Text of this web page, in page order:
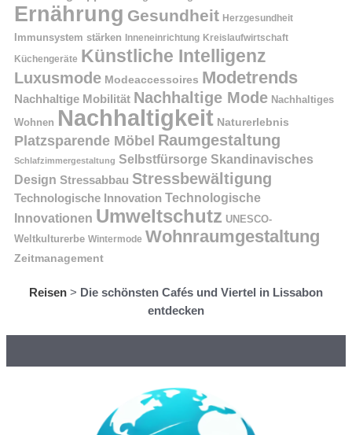
Ernährung Gesundheit Herzgesundheit
Immunsystem stärken Inneneinrichtung Kreislaufwirtschaft
Küchengeräte Künstliche Intelligenz
Luxusmode Modeaccessoires Modetrends
Nachhaltige Mobilität Nachhaltige Mode Nachhaltiges
Wohnen Nachhaltigkeit Naturerlebnis
Platzsparende Möbel Raumgestaltung
Schlafzimmergestaltung Selbstfürsorge Skandinavisches
Design Stressabbau Stressbewältigung
Technologische Innovation Technologische
Innovationen Umweltschutz UNESCO-
Weltkulturerbe Wintermode Wohnraumgestaltung
Zeitmanagement
Reisen > Die schönsten Cafés und Viertel in Lissabon
entdecken